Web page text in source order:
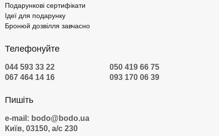
Подарункові сертифікати
Ідеї для подарунку
Бронюй дозвілля завчасно
Телефонуйте
044 593 33 22
050 419 66 75
067 464 14 16
093 170 06 39
Пишіть
e-mail: bodo@bodo.ua
Київ, 03150, а/с 230